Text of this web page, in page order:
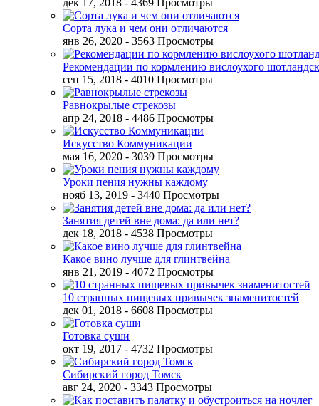
дек 17, 2018 - 4369 Просмотры
Сорта лука и чем они отличаются
янв 26, 2020 - 3563 Просмотры
Рекомендации по кормлению вислоухого
сен 15, 2018 - 4010 Просмотры
Равнокрылые стрекозы
апр 24, 2018 - 4486 Просмотры
Искусство Коммуникации
мая 16, 2020 - 3039 Просмотры
Уроки пения нужны каждому
нояб 13, 2019 - 3440 Просмотры
Занятия детей вне дома: да или нет?
дек 18, 2018 - 4538 Просмотры
Какое вино лучше для глинтвейна
янв 21, 2019 - 4072 Просмотры
10 странных пищевых привычек знаменитостей
дек 01, 2018 - 6608 Просмотры
Готовка суши
окт 19, 2017 - 4732 Просмотры
Сибирский город Томск
авг 24, 2020 - 3343 Просмотры